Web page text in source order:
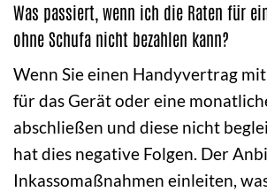
Was passiert, wenn ich die Raten für
ohne Schufa nicht bezahlen kann?
Wenn Sie einen Handyvertrag
für das Gerät oder eine
abschließen und diese nicht
hat dies negative Folgen. Der
Inkassomaßnahmen einleiten,